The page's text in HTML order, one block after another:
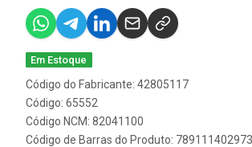
Em Estoque
Código do Fabricante: 42805117
Código: 65552
Código NCM: 82041100
Código de Barras do Produto: